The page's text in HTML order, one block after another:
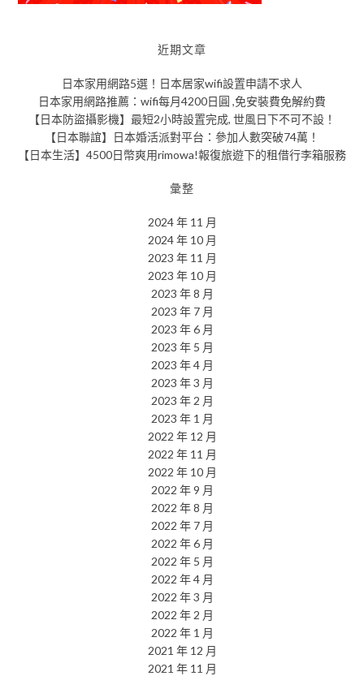
近期文章
日本家用網路5選！日本居家wifi設置申請不求人
日本家用網路推薦：wifi每月4200日圓 ,免安裝費免解約費
【日本防盜攝影機】最短2小時設置完成, 世風日下不可不設！
【日本聯誼】日本婚活派對平台：參加人數突破74萬！
【日本生活】4500日幣爽用rimowa!報復旅遊下的租借行李箱服務
彙整
2024 年 11 月
2024 年 10 月
2023 年 11 月
2023 年 10 月
2023 年 8 月
2023 年 7 月
2023 年 6 月
2023 年 5 月
2023 年 4 月
2023 年 3 月
2023 年 2 月
2023 年 1 月
2022 年 12 月
2022 年 11 月
2022 年 10 月
2022 年 9 月
2022 年 8 月
2022 年 7 月
2022 年 6 月
2022 年 5 月
2022 年 4 月
2022 年 3 月
2022 年 2 月
2022 年 1 月
2021 年 12 月
2021 年 11 月